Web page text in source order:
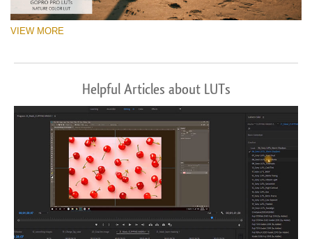
VIEW MORE
Helpful Articles about LUTs